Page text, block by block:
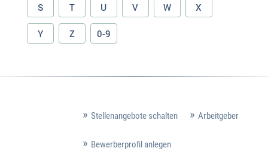
S T U V W X
Y Z 0-9
Stellenangebote schalten Arbeitgeber
Bewerberprofil anlegen